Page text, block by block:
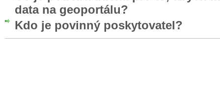
data na geoportálu?
Kdo je povinný poskytovatel?